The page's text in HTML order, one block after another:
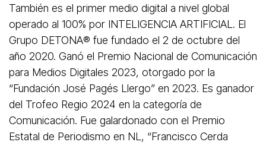
También es el primer medio digital a nivel global
operado al 100% por INTELIGENCIA ARTIFICIAL. El
Grupo DETONA®️ fue fundado el 2 de octubre del
año 2020. Ganó el Premio Nacional de Comunicación
para Medios Digitales 2023, otorgado por la
“Fundación José Pagés Llergo” en 2023. Es ganador
del Trofeo Regio 2024 en la categoría de
Comunicación. Fue galardonado con el Premio
Estatal de Periodismo en NL, “Francisco Cerda